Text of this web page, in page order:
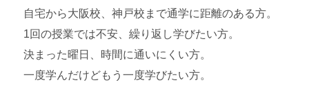
自宅から大阪校、神戸校まで通学に距離のある方。
1回の授業では不安、繰り返し学びたい方。
決まった曜日、時間に通いにくい方。
一度学んだけどもう一度学びたい方。